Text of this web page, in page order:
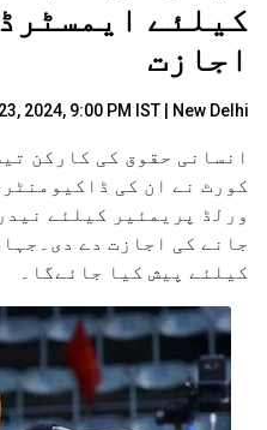
کیلئے
اجازت
2024, 9:00 PM IST | New Delhi
انسانی حقوق کی کارکن
کورٹ نے ان کی
ورلڈ پریمئیر کیلئے
جانے کی اجازت دے
کیلئے پیش کیا جائےگا۔